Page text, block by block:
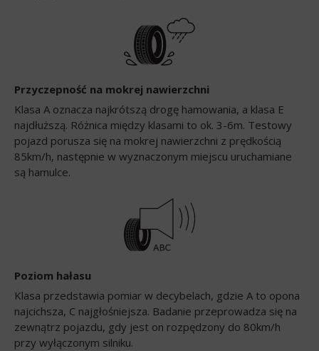
Przyczepność na mokrej nawierzchni
Klasa A oznacza najkrótszą drogę hamowania, a klasa E
najdłuższą. Różnica między klasami to ok. 3-6m. Testowy
pojazd porusza się na mokrej nawierzchni z prędkością
85km/h, następnie w wyznaczonym miejscu uruchamiane
są hamulce.
Poziom hałasu
Klasa przedstawia pomiar w decybelach, gdzie A to opona
najcichsza, C najgłośniejsza. Badanie przeprowadza się na
zewnątrz pojazdu, gdy jest on rozpędzony do 80km/h
przy wyłączonym silniku.